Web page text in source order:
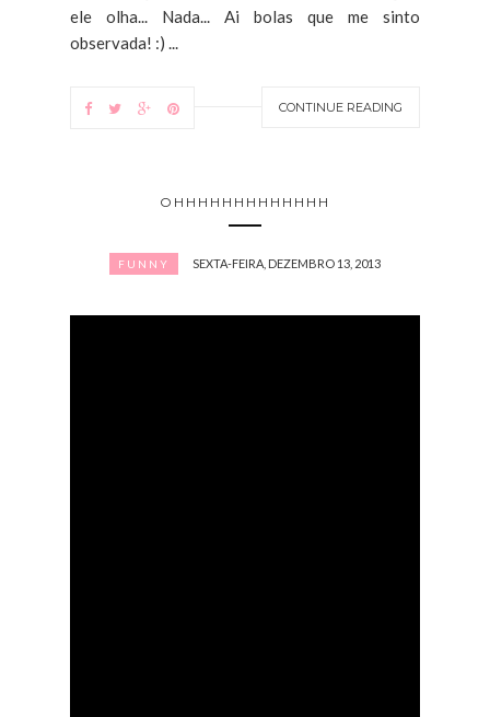
ele olha... Nada... Ai bolas que me sinto
observada! :) ...
CONTINUE READING
OHHHHHHHHHHHHH
FUNNY SEXTA-FEIRA, DEZEMBRO 13, 2013